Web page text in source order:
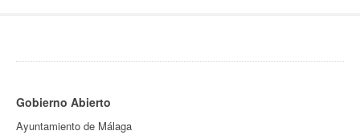
Gobierno Abierto
Ayuntamiento de Málaga